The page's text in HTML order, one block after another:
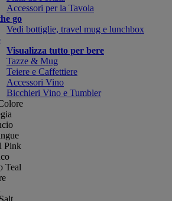
Accessori per la Tavola
go
Vedi bottiglie, travel mug e lunchbox
Visualizza tutto per bere
Tazze & Mug
Teiere e Caffettiere
Accessori Vino
Bicchieri Vino e Tumbler
Pink
Teal